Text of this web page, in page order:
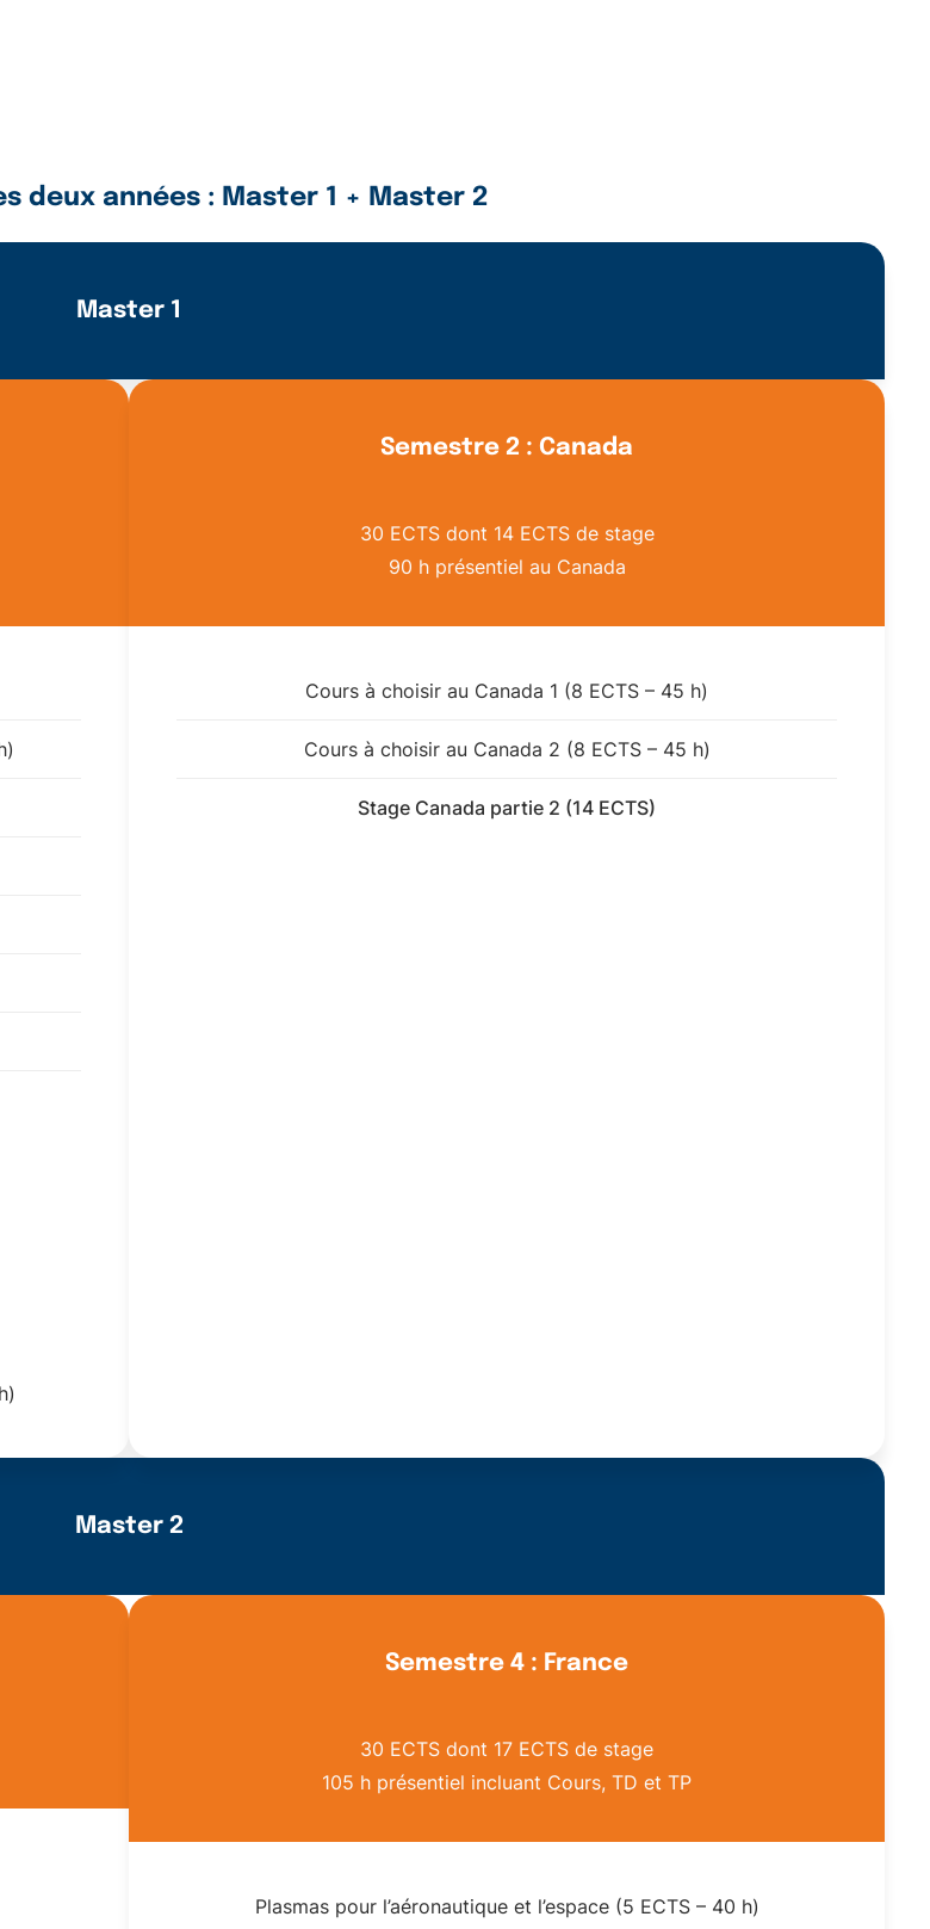
deux années : Master 1 + Master 2
Master 1
Semestre 2 : Canada
30 ECTS dont 14 ECTS de stage
90 h présentiel au Canada
Cours à choisir au Canada 1 (8 ECTS – 45 h)
Cours à choisir au Canada 2 (8 ECTS – 45 h)
Stage Canada partie 2 (14 ECTS)
Master 2
Semestre 4 : France
30 ECTS dont 17 ECTS de stage
105 h présentiel incluant Cours, TD et TP
Plasmas pour l’aéronautique et l’espace (5 ECTS – 40 h)